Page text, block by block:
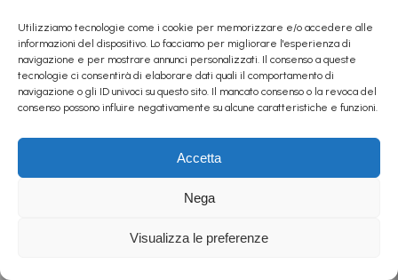
Utilizziamo tecnologie come i cookie per memorizzare e/o accedere alle
informazioni del dispositivo. Lo facciamo per migliorare l'esperienza di
navigazione e per mostrare annunci personalizzati. Il consenso a queste
tecnologie ci consentirà di elaborare dati quali il comportamento di
navigazione o gli ID univoci su questo sito. Il mancato consenso o la revoca del
consenso possono influire negativamente su alcune caratteristiche e funzioni.
Accetta
Nega
Visualizza le preferenze